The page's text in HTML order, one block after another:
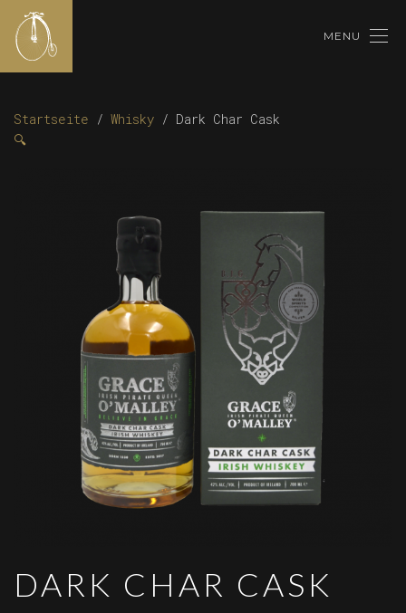
MENU
Startseite / Whisky / Dark Char Cask
🔍
DARK CHAR CASK